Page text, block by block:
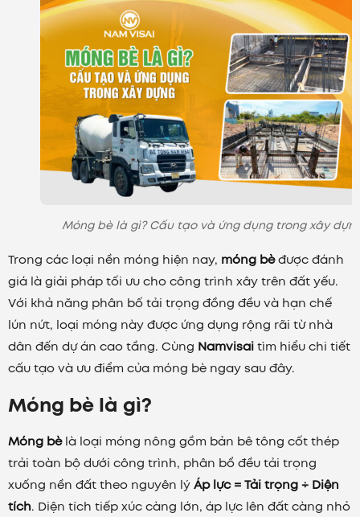
Móng bè là gì? Cấu tạo và ứng dụng trong xây
Trong các loại nền móng hiện nay, móng bèđược đánh
giá là giải pháp tối ưu cho công trình xây trên đất yếu.
Với khả năng phân bố tải trọng đồng đều và hạn chế
lún nứt, loại móng này được ứng dụng rộng rãi từ nhà
dân đến dự án cao tầng. Cùng Namvisaitìm hiểu chi tiết
cấu tạo và ưu điểm của móng bè ngay sau đây.
Móng bè là gì?
Móng bèlà loại móng nông gồm bản bê tông cốt thép
trải toàn bộ dưới công trình, phân bổ đều tải trọng
xuống nền đất theo nguyên lýÁp lực = Tải trọng ÷ Diện
tích. Diện tích tiếp xúc càng lớn, áp lực lên đất càng nhỏ